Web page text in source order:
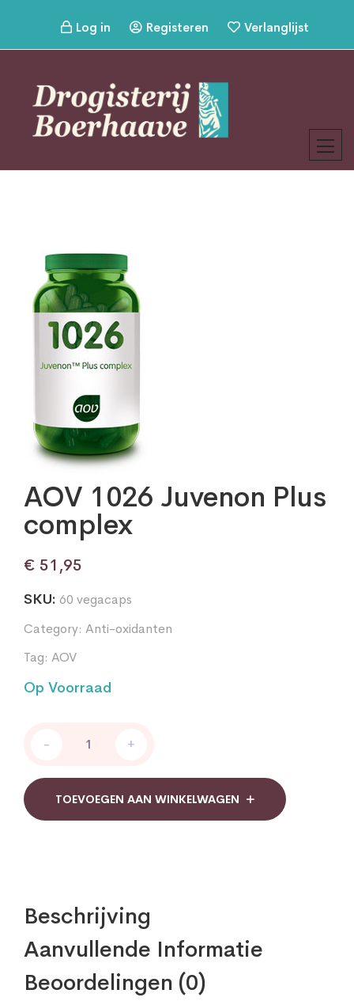
Log in Registeren Verlanglijst
AOV 1026 Juvenon Plus
complex
€ 51,95
SKU: 60 vegacaps
Category: Anti-oxidanten
Tag: AOV
Op Voorraad
1026
Plus
complex
quantity
- +
TOEVOEGEN AAN WINKELWAGEN
Beschrijving
Aanvullende Informatie
Beoordelingen (0)